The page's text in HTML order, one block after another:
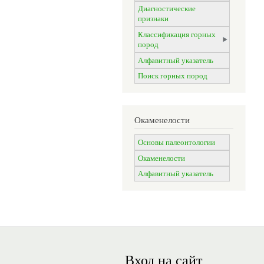
Диагностические
признаки
Классификация горных
пород
Алфавитный указатель
Поиск горных пород
Окаменелости
Основы палеонтологии
Окаменелости
Алфавитный указатель
Вход на сайт